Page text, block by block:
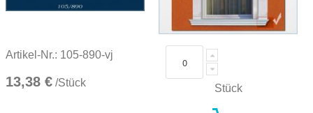
Artikel-Nr.: 105-890-vj
13,38 € /Stück Stück